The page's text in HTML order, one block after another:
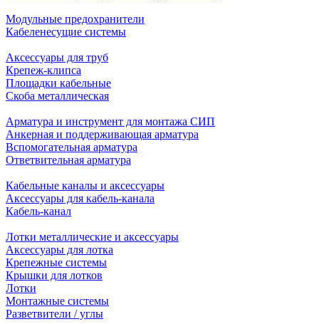
Модульные предохранители
Кабеленесущие системы
Аксессуары для труб
Крепеж-клипса
Площадки кабельные
Скоба металлическая
Арматура и инструмент для монтажа СИП
Анкерная и поддерживающая арматура
Вспомогательная арматура
Ответвительная арматура
Кабельные каналы и аксессуары
Аксессуары для кабель-канала
Кабель-канал
Лотки металлические и аксессуары
Аксессуары для лотка
Крепежные системы
Крышки для лотков
Лотки
Монтажные системы
Разветвители / углы